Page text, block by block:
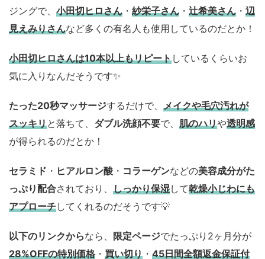
ジングで、 小田切ヒロさん ・ 紗栄子さん ・ 辻希美さん ・ 辺
見えみりさんなど多くの有名人も使用しているのだとか！
小田切ヒロさんは10本以上もリピートしているくらいお
気に入りなんだそうです✨
たった20秒マッサージするだけで、 メイクや毛穴汚れが
スッキリと落ちて、 ダブル洗顔不要で、 肌のハリや透明感
が得られるのだとか！
セラミド ・ ヒアルロン酸 ・ コラーゲンなどの美容成分がた
っぷり配合されており、 しっかり保湿して乾燥小じわにも
アプローチしてくれるのだそうです💡
以下のリンクからなら、 限定ページでたっぷり2ヶ月分が
28%OFFの特別価格 ・ 買い切り ・ 45日間全額返金保証付